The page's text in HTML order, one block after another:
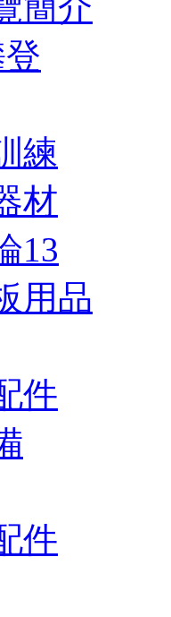
練
材
13
用品
件
件